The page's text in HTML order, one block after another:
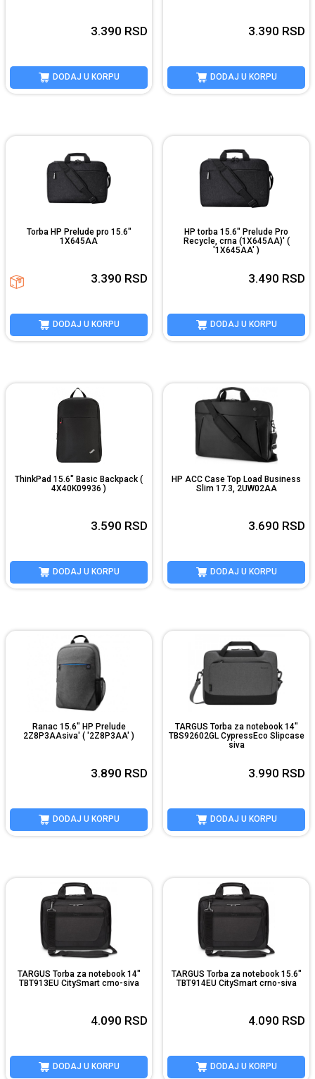
3.390 RSD
DODAJ U KORPU
3.390 RSD
DODAJ U KORPU
Torba HP Prelude pro 15.6"
1X645AA
3.390 RSD
DODAJ U KORPU
HP torba 15.6" Prelude Pro
Recycle, crna (1X645AA)' (
'1X645AA' )
3.490 RSD
DODAJ U KORPU
ThinkPad 15.6" Basic Backpack (
4X40K09936 )
3.590 RSD
DODAJ U KORPU
HP ACC Case Top Load Business
Slim 17.3, 2UW02AA
3.690 RSD
DODAJ U KORPU
Ranac 15.6" HP Prelude
2Z8P3AAsiva' ( '2Z8P3AA' )
3.890 RSD
DODAJ U KORPU
TARGUS Torba za notebook 14"
TBS92602GL CypressEco Slipcase
siva
3.990 RSD
DODAJ U KORPU
TARGUS Torba za notebook 14"
TBT913EU CitySmart crno-siva
4.090 RSD
DODAJ U KORPU
TARGUS Torba za notebook 15.6"
TBT914EU CitySmart crno-siva
4.090 RSD
DODAJ U KORPU